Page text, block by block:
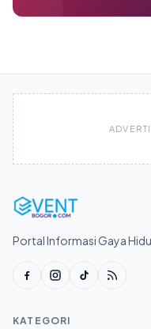
Portal Informasi Gaya
KATEGORI